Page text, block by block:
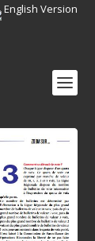
English Version